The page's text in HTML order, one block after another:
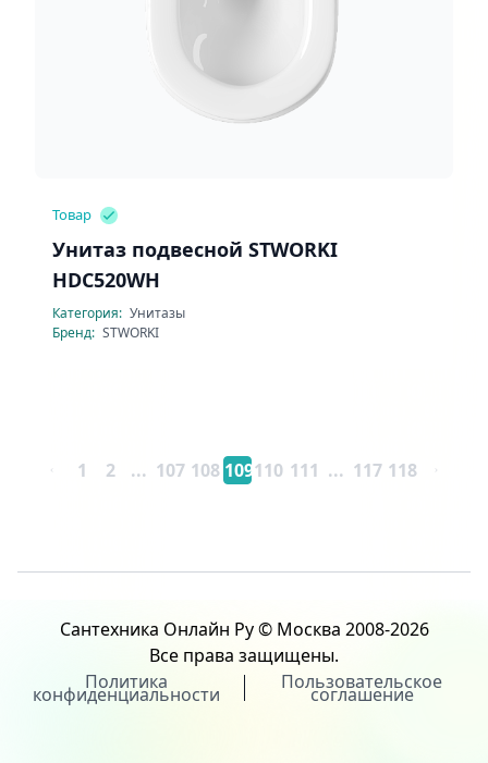
Товар
Унитаз подвесной STWORKI
HDC520WH
Категория: Унитазы
Бренд: STWORKI
1 2 ... 107 108 109110 111 ... 117 118
Сантехника Онлайн Ру © Москва 2008-2026
Все права защищены.
Политика
конфиденциальности
Пользовательское
соглашение